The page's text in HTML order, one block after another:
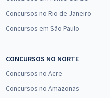
Concursos no Rio de Janeiro
Concursos em São Paulo
CONCURSOS NO NORTE
Concursos no Acre
Concursos no Amazonas